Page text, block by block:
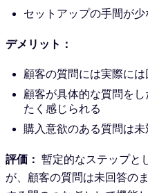
セットアップの手間が少
デメリット：
顧客の質問には実際に
顧客が具体的な質問を
たく感じられる
購入意欲のある質問は未
評価： 暫定的なステップと
が、顧客の質問は未回答の